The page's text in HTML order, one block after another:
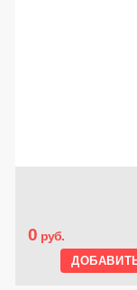
0 руб.